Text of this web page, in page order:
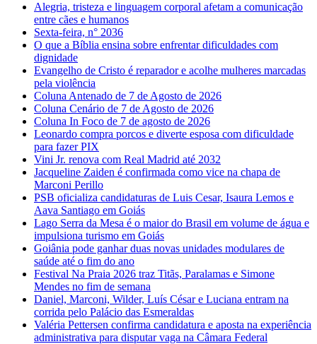
Alegria, tristeza e linguagem corporal afetam a comunicação
entre cães e humanos
Sexta-feira, n° 2036
O que a Bíblia ensina sobre enfrentar dificuldades com
dignidade
Evangelho de Cristo é reparador e acolhe mulheres marcadas
pela violência
Coluna Antenado de 7 de Agosto de 2026
Coluna Cenário de 7 de Agosto de 2026
Coluna In Foco de 7 de agosto de 2026
Leonardo compra porcos e diverte esposa com dificuldade
para fazer PIX
Vini Jr. renova com Real Madrid até 2032
Jacqueline Zaiden é confirmada como vice na chapa de
Marconi Perillo
PSB oficializa candidaturas de Luis Cesar, Isaura Lemos e
Aava Santiago em Goiás
Lago Serra da Mesa é o maior do Brasil em volume de água e
impulsiona turismo em Goiás
Goiânia pode ganhar duas novas unidades modulares de
saúde até o fim do ano
Festival Na Praia 2026 traz Titãs, Paralamas e Simone
Mendes no fim de semana
Daniel, Marconi, Wilder, Luís César e Luciana entram na
corrida pelo Palácio das Esmeraldas
Valéria Pettersen confirma candidatura e aposta na experiência
administrativa para disputar vaga na Câmara Federal